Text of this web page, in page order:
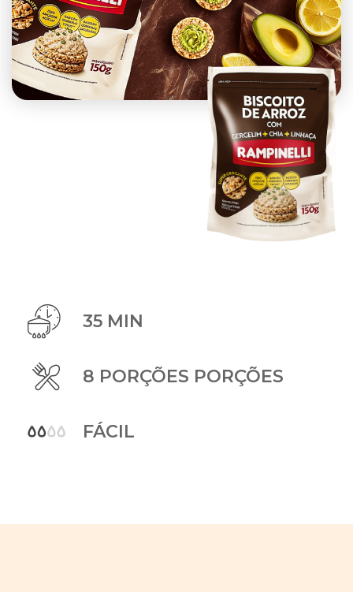
35 MIN
8 PORÇÕES PORÇÕES
FÁCIL